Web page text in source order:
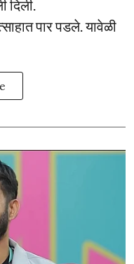
दिली.
पार पडले. यावेळी